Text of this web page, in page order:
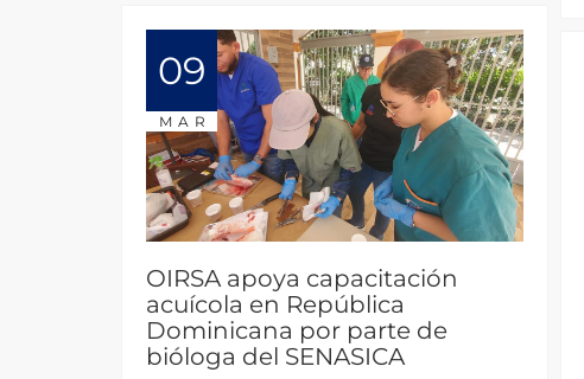
09
MAR
OIRSA apoya capacitación
acuícola en República
Dominicana por parte de
bióloga del SENASICA